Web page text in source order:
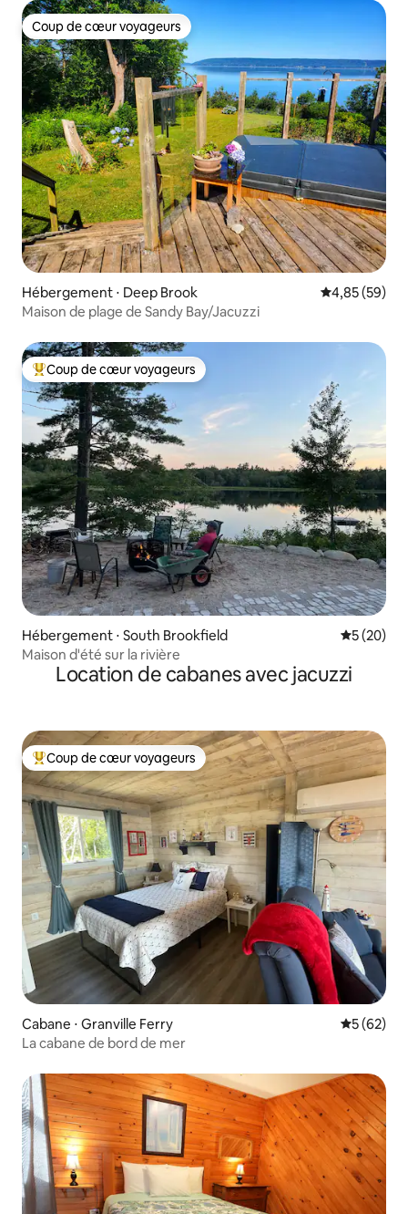
Coup de cœur voyageurs
Coup de cœur voyageurs
Hébergement ⋅ Deep Brook Évaluation
4,85 (59)
Maison de plage de Sandy Bay/Jacuzzi
Coups de cœur voyageurs les plus appréciés
Coup de cœur voyageurs
Hébergement ⋅ South Brookfield
5 (20)
Maison d'été sur la rivière
Location de cabanes avec jacuzzi
Coups de cœur voyageurs les plus appréciés
Coup de cœur voyageurs
Cabane ⋅ Granville Ferry
5 (62)
La cabane de bord de mer